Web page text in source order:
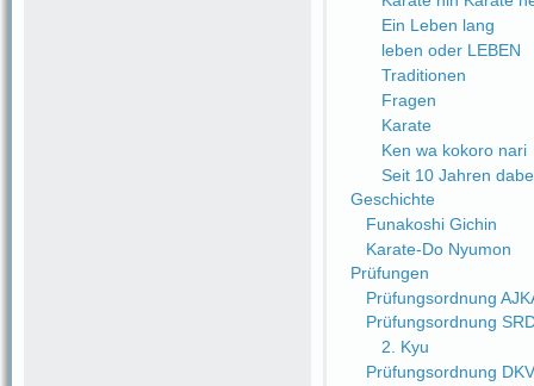
Ein Leben lang
leben oder LEBEN
Traditionen
Fragen
Karate
Ken wa kokoro nari
Seit 10 Jahren
Geschichte
Funakoshi Gichin
Karate-Do Nyumon
Prüfungen
Prüfungsordnung
Prüfungsordnung
2. Kyu
Prüfungsordnung DKV